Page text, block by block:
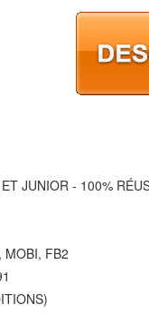
JUNIOR - 100%
MOBI, FB2